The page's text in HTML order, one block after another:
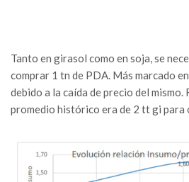
Tanto en girasol como en soja, se
comprar 1 tn de PDA. Más marcado
debido a la caída de precio del mismo.
promedio histórico era de 2 tt gi para